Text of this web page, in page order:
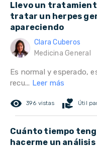
Llevo un
tratar un herpes
apareciendo
Clara Cuberos
Medicina General
Es normal y esperado,
recu... Leer más
remove_red_eye 396 vistas volunteer_activism Útil
Cuánto tiempo
hacerme un